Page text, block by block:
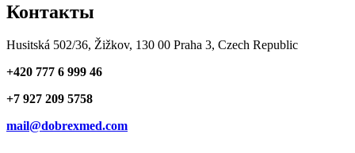
Контакты
Husitská 502/36, Žižkov, 130 00 Praha 3, Czech Republic
+420 777 6 999 46
+7 927 209 5758
mail@dobrexmed.com